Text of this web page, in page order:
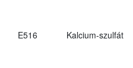
E516 Kalcium-szulfát